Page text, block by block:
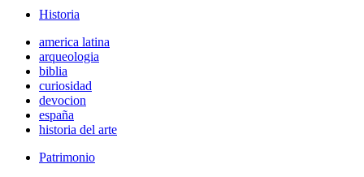
Historia
america latina
arqueologia
biblia
curiosidad
devocion
españa
historia del arte
Patrimonio